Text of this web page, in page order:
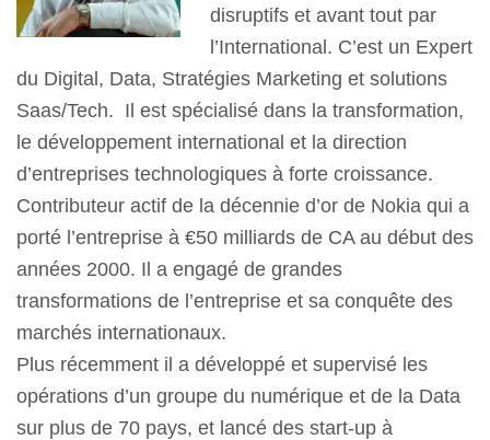
disruptifs et avant tout par
l’International. C’est un Expert
du Digital, Data, Stratégies Marketing et solutions
Saas/Tech. Il est spécialisé dans la transformation,
le développement international et la direction
d’entreprises technologiques à forte croissance.
Contributeur actif de la décennie d’or de Nokia qui a
porté l’entreprise à €50 milliards de CA au début des
années 2000. Il a engagé de grandes
transformations de l’entreprise et sa conquête des
marchés internationaux.
Plus récemment il a développé et supervisé les
opérations d’un groupe du numérique et de la Data
sur plus de 70 pays, et lancé des start-up à